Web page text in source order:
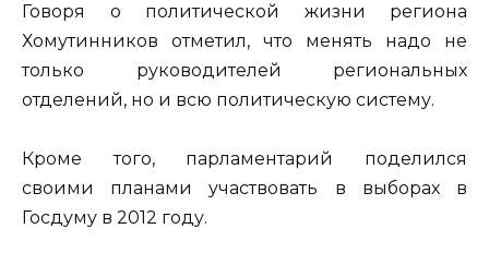
Говоря о политической жизни региона
Хомутинников отметил, что менять надо не
только руководителей региональных
отделений, но и всю политическую систему.
Кроме того, парламентарий поделился
своими планами участвовать в выборах в
Госдуму в 2012 году.